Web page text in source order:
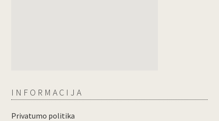
INFORMACIJA
Privatumo politika